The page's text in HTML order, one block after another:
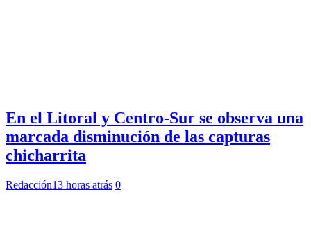
En el Litoral y Centro-Sur se observa una
marcada disminución de las capturas
chicharrita
Redacción13 horas atrás 0